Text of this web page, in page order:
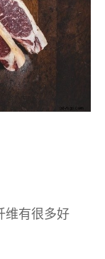
维有很多好